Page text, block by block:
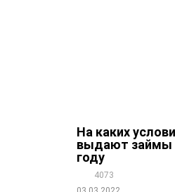
На каких
выдают займы
году
4073